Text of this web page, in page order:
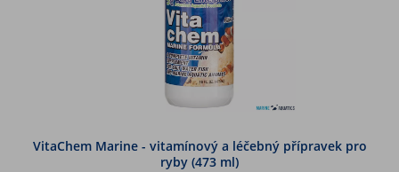
VitaChem Marine - vitamínový a léčebný přípravek pro
ryby (473 ml)